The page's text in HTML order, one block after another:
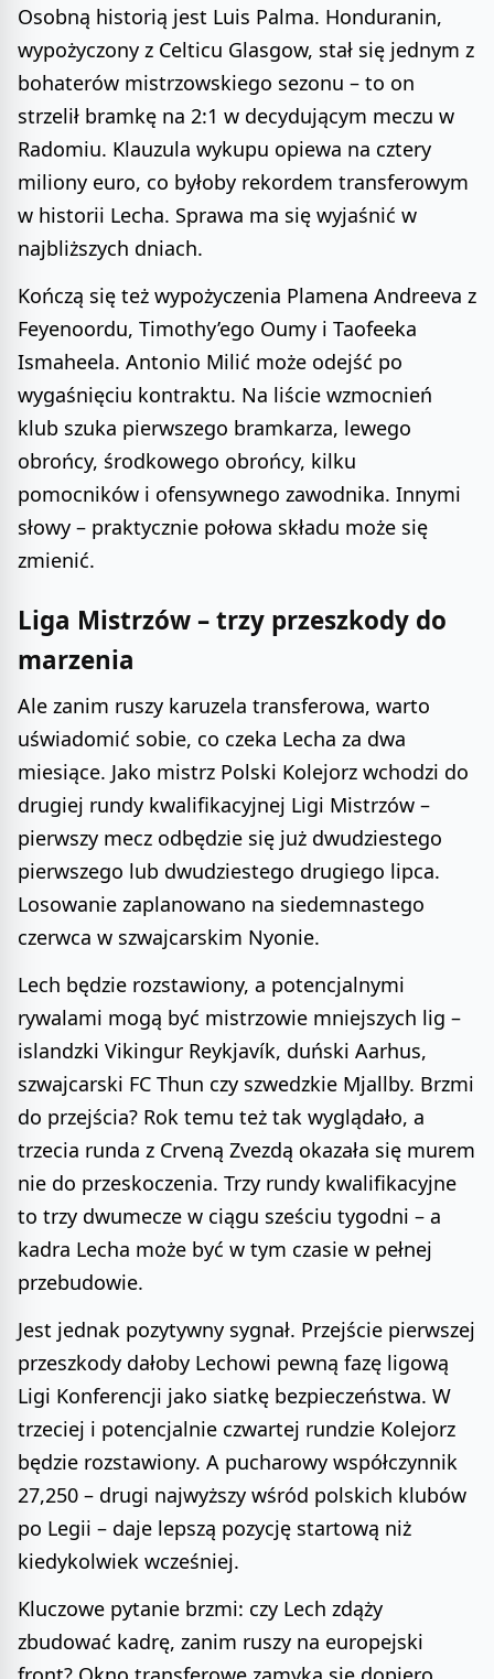
Osobną historią jest Luis Palma. Honduranin,
wypożyczony z Celticu Glasgow, stał się jednym z
bohaterów mistrzowskiego sezonu – to on
strzelił bramkę na 2:1 w decydującym meczu w
Radomiu. Klauzula wykupu opiewa na cztery
miliony euro, co byłoby rekordem transferowym
w historii Lecha. Sprawa ma się wyjaśnić w
najbliższych dniach.
Kończą się też wypożyczenia Plamena Andreeva z
Feyenoordu, Timothy’ego Oumy i Taofeeka
Ismaheela. Antonio Milić może odejść po
wygaśnięciu kontraktu. Na liście wzmocnień
klub szuka pierwszego bramkarza, lewego
obrońcy, środkowego obrońcy, kilku
pomocników i ofensywnego zawodnika. Innymi
słowy – praktycznie połowa składu może się
zmienić.
Liga Mistrzów – trzy przeszkody do
marzenia
Ale zanim ruszy karuzela transferowa, warto
uświadomić sobie, co czeka Lecha za dwa
miesiące. Jako mistrz Polski Kolejorz wchodzi do
drugiej rundy kwalifikacyjnej Ligi Mistrzów –
pierwszy mecz odbędzie się już dwudziestego
pierwszego lub dwudziestego drugiego lipca.
Losowanie zaplanowano na siedemnastego
czerwca w szwajcarskim Nyonie.
Lech będzie rozstawiony, a potencjalnymi
rywalami mogą być mistrzowie mniejszych lig –
islandzki Vikingur Reykjavík, duński Aarhus,
szwajcarski FC Thun czy szwedzkie Mjallby. Brzmi
do przejścia? Rok temu też tak wyglądało, a
trzecia runda z Crveną Zvezdą okazała się murem
nie do przeskoczenia. Trzy rundy kwalifikacyjne
to trzy dwumecze w ciągu sześciu tygodni – a
kadra Lecha może być w tym czasie w pełnej
przebudowie.
Jest jednak pozytywny sygnał. Przejście pierwszej
przeszkody dałoby Lechowi pewną fazę ligową
Ligi Konferencji jako siatkę bezpieczeństwa. W
trzeciej i potencjalnie czwartej rundzie Kolejorz
będzie rozstawiony. A pucharowy współczynnik
27,250 – drugi najwyższy wśród polskich klubów
po Legii – daje lepszą pozycję startową niż
kiedykolwiek wcześniej.
Kluczowe pytanie brzmi: czy Lech zdąży
zbudować kadrę, zanim ruszy na europejski